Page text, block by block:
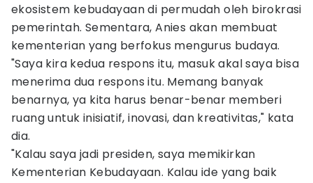
ekosistem kebudayaan di permudah oleh birokrasi
pemerintah. Sementara, Anies akan membuat
kementerian yang berfokus mengurus budaya.
"Saya kira kedua respons itu, masuk akal saya bisa
menerima dua respons itu. Memang banyak
benarnya, ya kita harus benar-benar memberi
ruang untuk inisiatif, inovasi, dan kreativitas," kata
dia.
"Kalau saya jadi presiden, saya memikirkan
Kementerian Kebudayaan. Kalau ide yang baik